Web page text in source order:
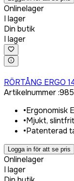
Onlinelager
I lager
Din butik
I lager
RÖRTÅNG ERGO
Artikelnummer:
•Ergonomisk
•Mjukt,
•Patenterad
Logga in för att se pris
Onlinelager
I lager